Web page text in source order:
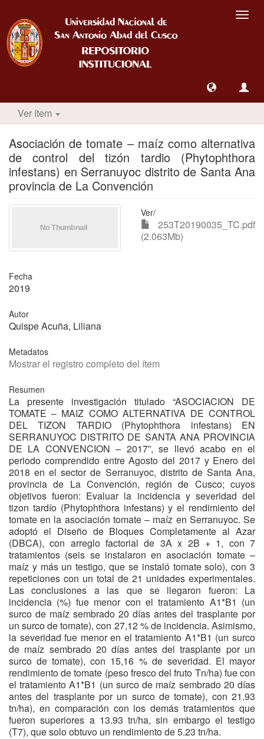
Ver ítem
Asociación de tomate – maíz como alternativa
de control del tizón tardio (Phytophthora
infestans) en Serranuyoc distrito de Santa Ana
provincia de La Convención
Ver/
253T20190035_TC.pdf
(2.063Mb)
Fecha
2019
Autor
Quispe Acuña, Liliana
Metadatos
Mostrar el registro completo del ítem
Resumen
La presente investigación titulado “ASOCIACION DE
TOMATE – MAIZ COMO ALTERNATIVA DE CONTROL
DEL TIZON TARDIO (Phytophthora infestans) EN
SERRANUYOC DISTRITO DE SANTA ANA PROVINCIA
DE LA CONVENCION – 2017”, se llevó acabo en el
periodo comprendido entre Agosto del 2017 y Enero del
2018 en el sector de Serranuyoc, distrito de Santa Ana,
provincia de La Convención, región de Cusco; cuyos
objetivos fueron: Evaluar la incidencia y severidad del
tizon tardío (Phytophthora infestans) y el rendimiento del
tomate en la asociación tomate – maíz en Serranuyoc. Se
adoptó el Diseño de Bloques Completamente al Azar
(DBCA), con arreglo factorial de 3A x 2B + 1, con 7
tratamientos (seis se instalaron en asociación tomate –
maíz y más un testigo, que se instaló tomate solo), con 3
repeticiones con un total de 21 unidades experimentales.
Las conclusiones a las que se llegaron fueron: La
incidencia (%) fue menor con el tratamiento A1*B1 (un
surco de maíz sembrado 20 días antes del trasplante por
un surco de tomate), con 27,12 % de incidencia. Asimismo,
la severidad fue menor en el tratamiento A1*B1 (un surco
de maíz sembrado 20 días antes del trasplante por un
surco de tomate), con 15,16 % de severidad. El mayor
rendimiento de tomate (peso fresco del fruto Tn/ha) fue con
el tratamiento A1*B1 (un surco de maíz sembrado 20 días
antes del trasplante por un surco de tomate), con 21.93
tn/ha), en comparación con los demás tratamientos que
fueron superiores a 13.93 tn/ha, sin embargo el testigo
(T7), que solo obtuvo un rendimiento de 5.23 tn/ha.